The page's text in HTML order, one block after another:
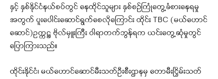
နှင့် နှစ်နိုင်ငံနယ်စပ်တွင် နေထိုင်သူများ နှစ်စဉ်ကြုံတွေ့ခံစားနေရမှု
အတွက် ပူးပေါင်းဆောင်ရွက်စေလိုကြောင်း ထိုင်း TBC (မယ်ဟောင်
ဆောင်)ဥက္ကဋ္ဌ ဗိုလ်မှူးကြီး ဝါရာတက်ဘွန်ရက ယင်းတွေ့ဆုံမှုတွင်
ပြောကြားသည်။
ထိုင်းနိုင်ငံ၊ မယ်ဟောင်ဆောင်မီးသတ်ဦးစီးဌာနမှ တောမီးငြှိမ်းသတ်